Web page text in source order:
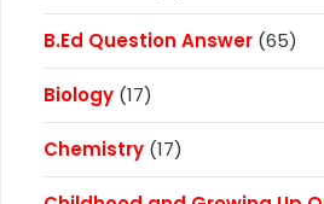
B.Ed Question Answer (65)
Biology (17)
Chemistry (17)